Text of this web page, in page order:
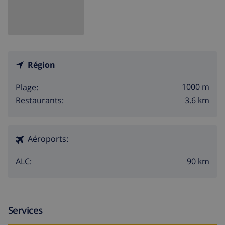
Région
Plage:
1000 m
Restaurants:
3.6 km
Aéroports:
ALC: 90 km
Services